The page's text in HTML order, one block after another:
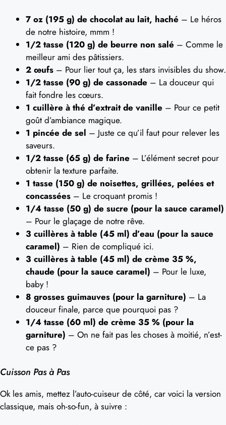
7 oz (195 g) de chocolat au lait, haché – Le héros
de notre histoire, mmm !
1/2 tasse (120 g) de beurre non salé – Comme le
meilleur ami des pâtissiers.
2 œufs – Pour lier tout ça, les stars invisibles du show.
1/2 tasse (90 g) de cassonade – La douceur qui
fait fondre les cœurs.
1 cuillère à thé d’extrait de vanille – Pour ce petit
goût d’ambiance magique.
1 pincée de sel – Juste ce qu’il faut pour relever les
saveurs.
1/2 tasse (65 g) de farine – L’élément secret pour
obtenir la texture parfaite.
1 tasse (150 g) de noisettes, grillées, pelées et
concassées – Le croquant promis !
1/4 tasse (50 g) de sucre (pour la sauce caramel)
– Pour le glaçage de notre rêve.
3 cuillères à table (45 ml) d’eau (pour la sauce
caramel) – Rien de compliqué ici.
3 cuillères à table (45 ml) de crème 35 %,
chaude (pour la sauce caramel) – Pour le luxe,
baby !
8 grosses guimauves (pour la garniture) – La
douceur finale, parce que pourquoi pas ?
1/4 tasse (60 ml) de crème 35 % (pour la
garniture) – On ne fait pas les choses à moitié, n’est-
ce pas ?
Cuisson Pas à Pas
Ok les amis, mettez l’auto-cuiseur de côté, car voici la version
classique, mais oh-so-fun, à suivre :